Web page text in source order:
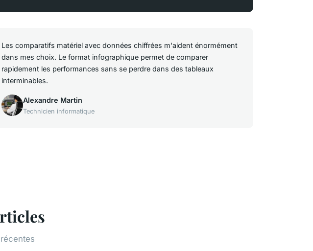
Les comparatifs matériel avec données chiffrées m'aident énormément
dans mes choix. Le format infographique permet de comparer
rapidement les performances sans se perdre dans des tableaux
interminables.
Alexandre Martin
Technicien informatique